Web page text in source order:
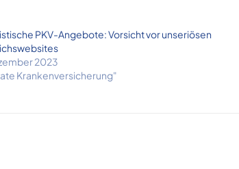
PKV-Angebote: Vorsicht vor unseriösen
2023
Krankenversicherung"